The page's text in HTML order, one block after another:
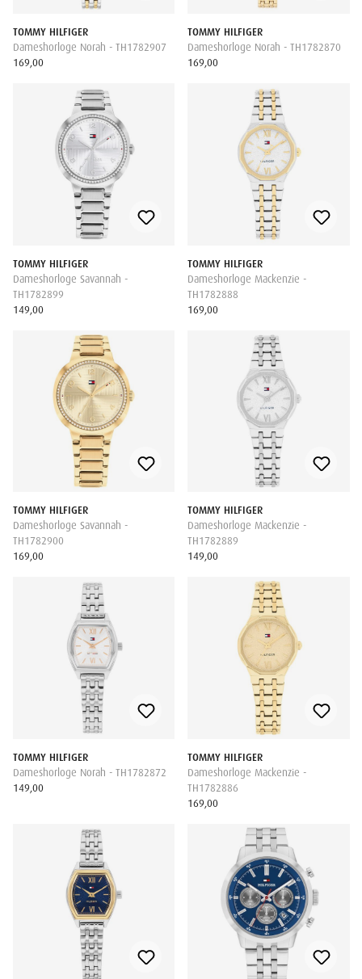
TOMMY HILFIGER
Dameshorloge Norah - TH1782907
169,00
TOMMY HILFIGER
Dameshorloge Norah - TH1782870
169,00
TOMMY HILFIGER
Dameshorloge Savannah -
TH1782899
149,00
TOMMY HILFIGER
Dameshorloge Mackenzie -
TH1782888
169,00
TOMMY HILFIGER
Dameshorloge Savannah -
TH1782900
169,00
TOMMY HILFIGER
Dameshorloge Mackenzie -
TH1782889
149,00
TOMMY HILFIGER
Dameshorloge Norah - TH1782872
149,00
TOMMY HILFIGER
Dameshorloge Mackenzie -
TH1782886
169,00